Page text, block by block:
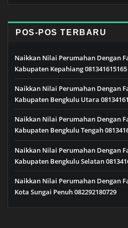
POS-POS TERBARU
Naikkan Nilai Perumahan Dengan
Kabupaten Kepahiang 081341615165
Naikkan Nilai Perumahan Dengan
Kabupaten Bengkulu Utara
Naikkan Nilai Perumahan Dengan
Kabupaten Bengkulu Tengah
Naikkan Nilai Perumahan Dengan
Kabupaten Bengkulu Selatan
Naikkan Nilai Perumahan Dengan
Kota Sungai Penuh 082292180729